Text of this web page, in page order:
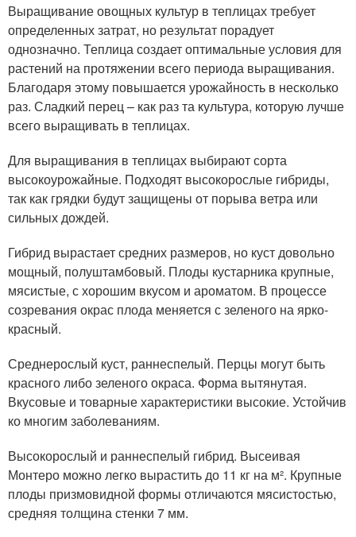
Выращивание овощных культур в теплицах требует
определенных затрат, но результат порадует
однозначно. Теплица создает оптимальные условия для
растений на протяжении всего периода выращивания.
Благодаря этому повышается урожайность в несколько
раз. Сладкий перец – как раз та культура, которую лучше
всего выращивать в теплицах.
Для выращивания в теплицах выбирают сорта
высокоурожайные. Подходят высокорослые гибриды,
так как грядки будут защищены от порыва ветра или
сильных дождей.
Гибрид вырастает средних размеров, но куст довольно
мощный, полуштамбовый. Плоды кустарника крупные,
мясистые, с хорошим вкусом и ароматом. В процессе
созревания окрас плода меняется с зеленого на ярко-
красный.
Среднерослый куст, раннеспелый. Перцы могут быть
красного либо зеленого окраса. Форма вытянутая.
Вкусовые и товарные характеристики высокие. Устойчив
ко многим заболеваниям.
Высокорослый и раннеспелый гибрид. Высеивая
Монтеро можно легко вырастить до 11 кг на м². Крупные
плоды призмовидной формы отличаются мясистостью,
средняя толщина стенки 7 мм.